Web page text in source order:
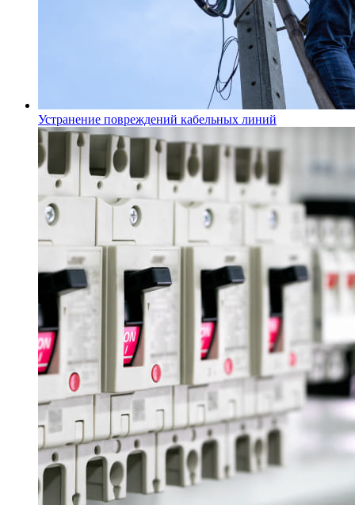
Устранение повреждений кабельных линий